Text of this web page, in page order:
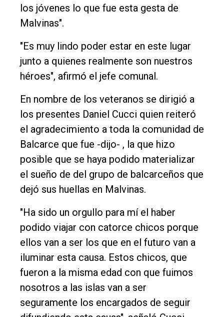
los jóvenes lo que fue esta gesta de
Malvinas".
"Es muy lindo poder estar en este lugar
junto a quienes realmente son nuestros
héroes", afirmó el jefe comunal.
En nombre de los veteranos se dirigió a
los presentes Daniel Cucci quien reiteró
el agradecimiento a toda la comunidad de
Balcarce que fue -dijo- , la que hizo
posible que se haya podido materializar
el sueño de del grupo de balcarceños que
dejó sus huellas en Malvinas.
"Ha sido un orgullo para mí el haber
podido viajar con catorce chicos porque
ellos van a ser los que en el futuro van a
iluminar esta causa. Estos chicos, que
fueron a la misma edad con que fuimos
nosotros a las islas van a ser
seguramente los encargados de seguir